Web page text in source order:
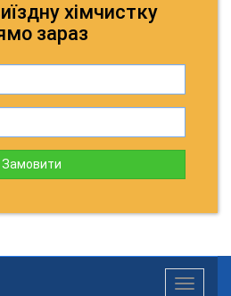
хімчистку
зараз
Замовити
Toggle